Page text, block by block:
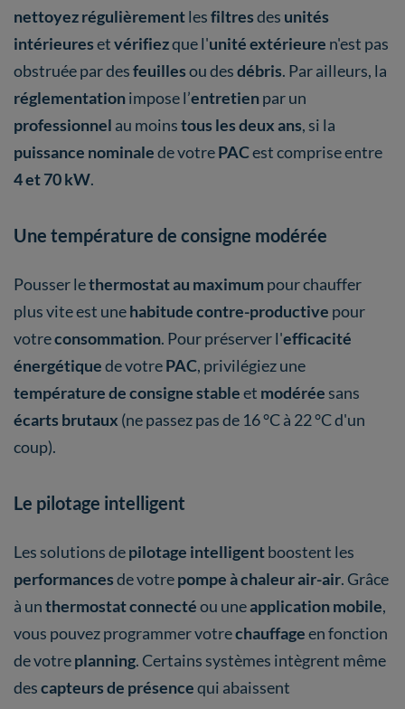
nettoyez régulièrementlesfiltresdes unités
intérieuresetvérifiezque l'unité extérieure n'est pas
obstruée par desfeuillesou desdébris. Par ailleurs, la
réglementationimpose l’entretienpar un
professionnel au moinstous les deux ans, si la
puissance nominalede votrePACest comprise entre
4 et 70 kW.
Une température de consigne modérée
Pousser lethermostat au maximum pour chauffer
plus vite est unehabitude contre-productive pour
votreconsommation. Pour préserver l'efficacité
énergétiquede votrePAC, privilégiez une
température de consigne stableet modérée sans
écarts brutaux (ne passez pas de 16 °C à 22 °C d'un
coup).
Le pilotage intelligent
Les solutions depilotage intelligentboostent les
performancesde votrepompe à chaleur air-air. Grâce
à unthermostat connectéou uneapplication mobile,
vous pouvez programmer votrechauffageen fonction
de votreplanning. Certains systèmes intègrent même
descapteurs de présencequi abaissent